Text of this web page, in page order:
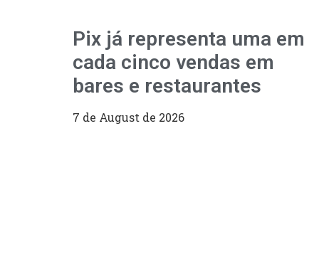
Pix já representa uma em
cada cinco vendas em
bares e restaurantes
7 de August de 2026